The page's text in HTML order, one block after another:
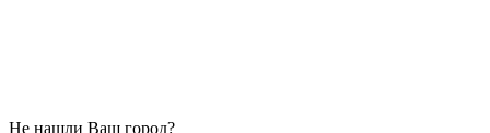
Не нашли Ваш город?